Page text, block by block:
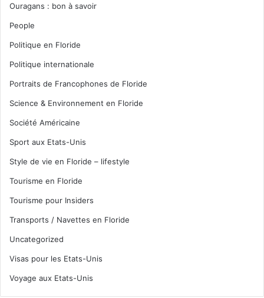
Ouragans : bon à savoir
People
Politique en Floride
Politique internationale
Portraits de Francophones de Floride
Science & Environnement en Floride
Société Américaine
Sport aux Etats-Unis
Style de vie en Floride – lifestyle
Tourisme en Floride
Tourisme pour Insiders
Transports / Navettes en Floride
Uncategorized
Visas pour les Etats-Unis
Voyage aux Etats-Unis